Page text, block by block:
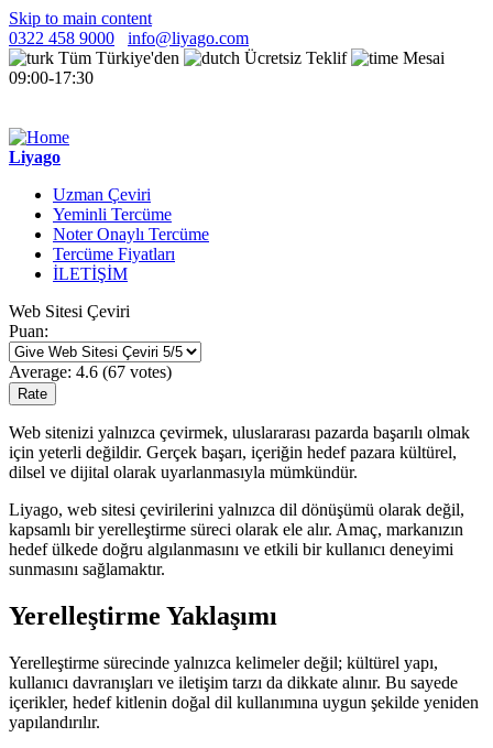
Skip to main content
0322 458 9000
info@liyago.com
Tüm Türkiye'den
Ücretsiz Teklif
Mesai
09:00-17:30
Liyago
Uzman Çeviri
Yeminli Tercüme
Noter Onaylı Tercüme
Tercüme Fiyatları
İLETİŞİM
Web Sitesi Çeviri
Puan:
Average: 4.6 (67 votes)
Web sitenizi yalnızca çevirmek, uluslararası pazarda başarılı olmak
için yeterli değildir. Gerçek başarı, içeriğin hedef pazara kültürel,
dilsel ve dijital olarak uyarlanmasıyla mümkündür.
Liyago, web sitesi çevirilerini yalnızca dil dönüşümü olarak değil,
kapsamlı bir yerelleştirme süreci olarak ele alır. Amaç, markanızın
hedef ülkede doğru algılanmasını ve etkili bir kullanıcı deneyimi
sunmasını sağlamaktır.
Yerelleştirme Yaklaşımı
Yerelleştirme sürecinde yalnızca kelimeler değil; kültürel yapı,
kullanıcı davranışları ve iletişim tarzı da dikkate alınır. Bu sayede
içerikler, hedef kitlenin doğal dil kullanımına uygun şekilde yeniden
yapılandırılır.